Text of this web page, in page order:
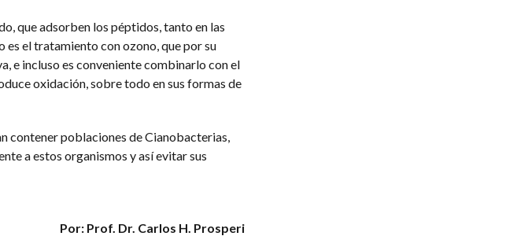
que adsorben los péptidos, tanto en las
el tratamiento con ozono, que por su
e incluso es conveniente combinarlo con el
oxidación, sobre todo en sus formas de
contener poblaciones de Cianobacterias,
a estos organismos y así evitar sus
Por: Prof. Dr. Carlos H. Prosperi